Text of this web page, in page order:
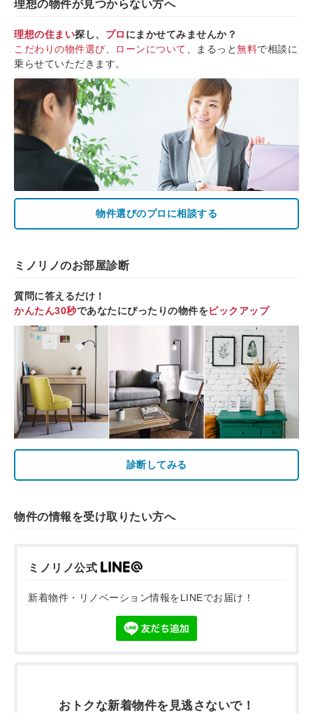
理想の物件が見つからない方へ
理想の住まい探し、 プロ にまかせてみませんか？
こだわりの物件選び
ローンについて 、まるっと無料で相談に
乗らせていただきます。
物件選びのプロに相談する
ミノリノのお部屋診断
質問に答えるだけ！
かんたん30秒であなたにぴったりの物件をピックアップ
診断してみる
物件の情報を受け取りたい方へ
ミノリノ公式
新着物件・リノベーション情報をLINEでお届け！
おトクな新着物件を 見逃さないで！